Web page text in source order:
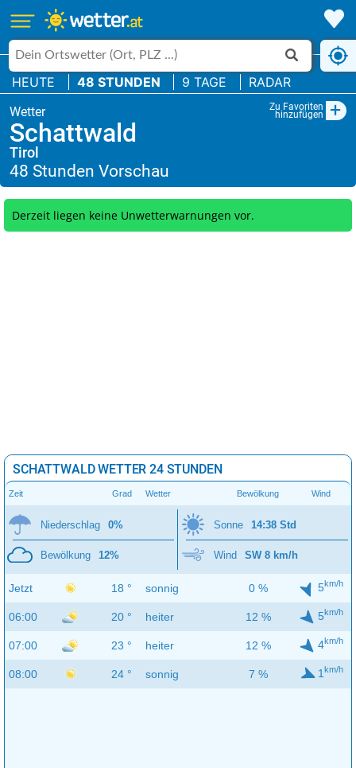
HEUTE 48 STUNDEN 9 TAGE RADAR
Zu Favoriten
hinzufügen +
Schattwald
Tirol
Derzeit liegen keine Unwetterwarnungen vor.
SCHATTWALD WETTER 24 STUNDEN
Zeit Grad Wetter Bewölkung Wind
Niederschlag 0%
Bewölkung 12%
Sonne 14:38 Std
Wind SW 8 km/h
Jetzt 18 ° sonnig 0 % 5km/h
06:00 20 ° heiter 12 % 5km/h
07:00 23 ° heiter 12 % 4km/h
08:00 24 ° sonnig 7 % 1 km/h